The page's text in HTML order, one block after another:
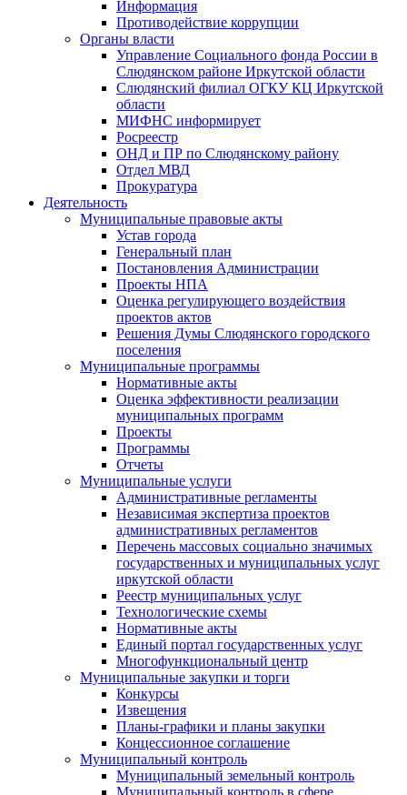
Информация
Противодействие коррупции
Органы власти
Управление Социального фонда России в
Слюдянском районе Иркутской области
Слюдянский филиал ОГКУ КЦ Иркутской
области
МИФНС информирует
Росреестр
ОНД и ПР по Слюдянскому району
Отдел МВД
Прокуратура
Деятельность
Муниципальные правовые акты
Устав города
Генеральный план
Постановления Администрации
Проекты НПА
Оценка регулирующего воздействия
проектов актов
Решения Думы Слюдянского городского
поселения
Муниципальные программы
Нормативные акты
Оценка эффективности реализации
муниципальных программ
Проекты
Программы
Отчеты
Муниципальные услуги
Административные регламенты
Независимая экспертиза проектов
административных регламентов
Перечень массовых социально значимых
государственных и муниципальных услуг
иркутской области
Реестр муниципальных услуг
Технологические схемы
Нормативные акты
Единый портал государственных услуг
Многофункциональный центр
Муниципальные закупки и торги
Конкурсы
Извещения
Планы-графики и планы закупки
Концессионное соглашение
Муниципальный контроль
Муниципальный земельный контроль